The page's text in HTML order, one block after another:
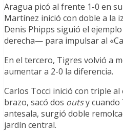
Aragua picó al frente 1-0 en
Martínez inició con doble a la
Denis Phipps siguió el
derecha— para impulsar al
En el tercero, Tigres volvió a
aumentar a 2-0 la diferencia.
Carlos Tocci inició con triple
brazo, sacó dos outsy cuando
antesala, surgió doble
jardín central.